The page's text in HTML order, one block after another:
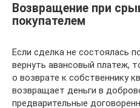
Возвращение при
покупателем
Если сделка не состоялась
вернуть авансовый платеж,
о возврате к собственнику
возвращает деньги в
предварительные